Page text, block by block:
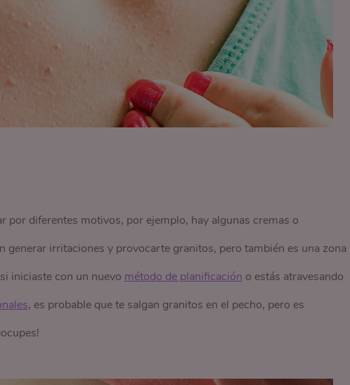
por diferentes motivos, por ejemplo, hay algunas cremas o
generar irritaciones y provocarte granitos, pero también es una zona
iniciaste con un nuevo método de planificación o estás atravesando
, es probable que te salgan granitos en el pecho, pero es